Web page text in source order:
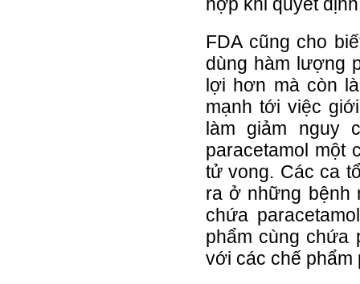
FDA cũng cho
dùng hàm lượng
lợi hơn mà còn
mạnh tới việc
làm giảm nguy
paracetamol một
tử vong. Các ca
ra ở những bệnh
chứa
phẩm cùng chứa
với các chế phẩm